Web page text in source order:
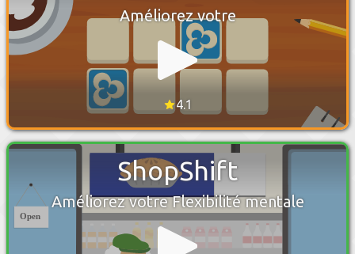
Améliorez votre
4.1
ShopShift
Améliorez votre Flexibilité mentale